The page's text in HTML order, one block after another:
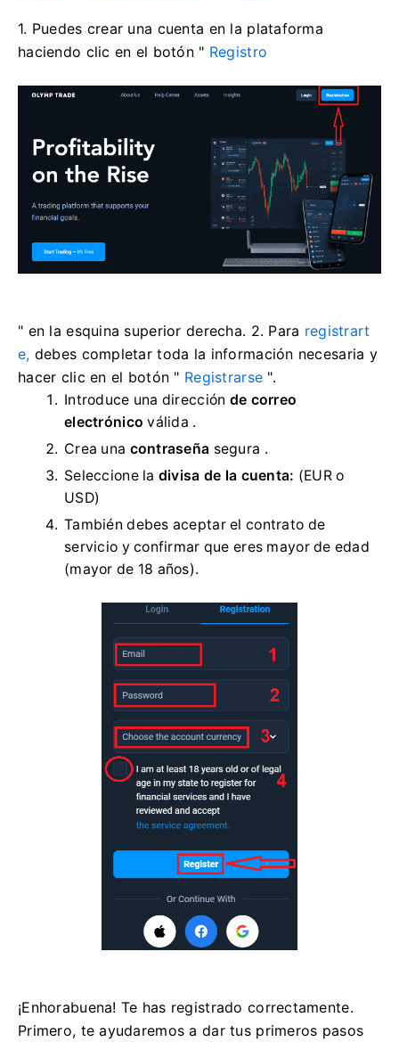
1. Puedes crear una cuenta en la plataforma
haciendo clic en el botón " Registro
" en la esquina superior derecha. 2. Para registrart
e, debes completar toda la información necesaria y
hacer clic en el botón " Registrarse ".
Introduce una dirección de correo
electrónico válida .
Crea una contraseña segura .
Seleccione la divisa de la cuenta: (EUR o
USD)
También debes aceptar el contrato de
servicio y confirmar que eres mayor de edad
(mayor de 18 años).
¡Enhorabuena! Te has registrado correctamente.
Primero, te ayudaremos a dar tus primeros pasos